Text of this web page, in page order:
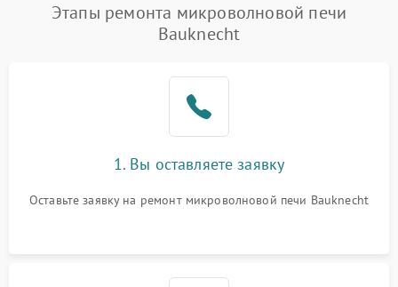
Этапы ремонта микроволновой печи
Bauknecht
1. Вы оставляете заявку
Оставьте заявку на ремонт микроволновой печи Bauknecht